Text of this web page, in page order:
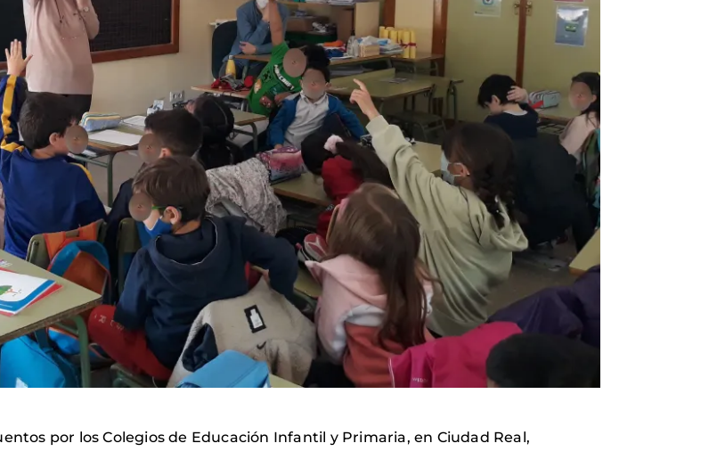
por los Colegios de Educación Infantil y Primaria, en Ciudad Real,